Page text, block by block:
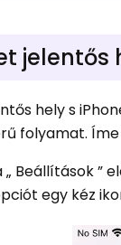
hely s
folyamat.
„ Beállítások
egy kéz